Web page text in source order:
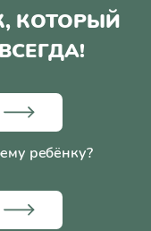
КОТОРЫЙ
ребёнку?